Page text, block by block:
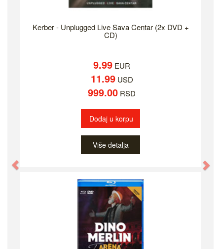
Kerber - Unplugged Live Sava Centar (2x DVD +
CD)
9.99 EUR
11.99USD
999.00 RSD
Dodaj u korpu
Više detalja